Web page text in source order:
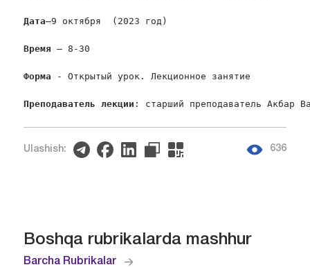
Дата–9 октября  (2023 год)
Время – 8-30
Форма - Открытый урок. Лекционное занятие
Преподаватель лекции : старший преподаватель Акбар
Ulashish: 636
Boshqa rubrikalarda mashhur
Barcha Rubrikalar